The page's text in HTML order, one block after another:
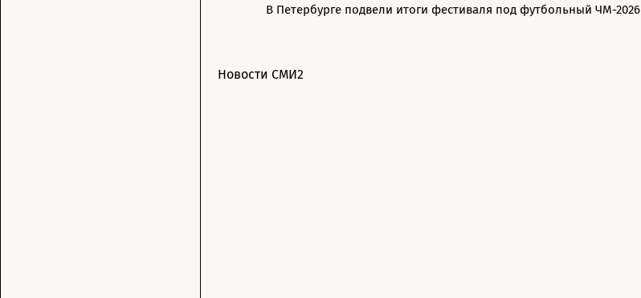
В Петербурге подвели итоги фестиваля под футбольный ЧМ-2026
Новости СМИ2